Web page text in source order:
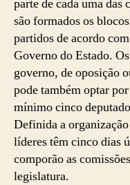
parte de cada uma das
são formados os
partidos de acordo
Governo do Estado.
governo, de oposição
pode também optar
mínimo cinco
Definida a organização
líderes têm cinco dias
comporão as
legislatura.